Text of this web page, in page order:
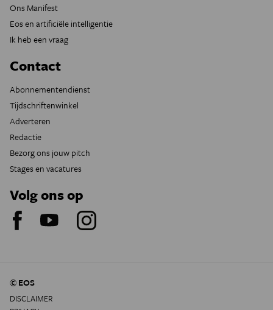
Ons Manifest
Eos en artificiële intelligentie
Ik heb een vraag
Contact
Abonnementendienst
Tijdschriftenwinkel
Adverteren
Redactie
Bezorg ons jouw pitch
Stages en vacatures
Volg ons op
© EOS
DISCLAIMER